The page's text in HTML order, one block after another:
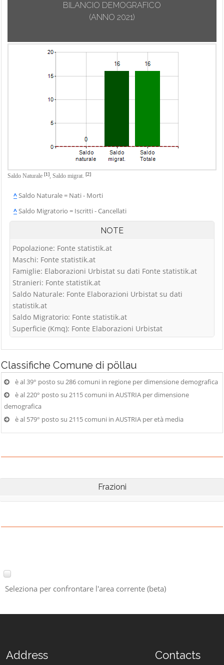
BILANCIO DEMOGRAFICO
(ANNO 2021)
Saldo Naturale [1], Saldo migrat. [2]
^Saldo Naturale = Nati - Morti
^Saldo Migratorio = Iscritti - Cancellati
NOTE
Popolazione: Fonte statistik.at
Maschi: Fonte statistik.at
Famiglie: Elaborazioni Urbistat su dati Fonte statistik.at
Stranieri: Fonte statistik.at
Saldo Naturale: Fonte Elaborazioni Urbistat su dati
statistik.at
Saldo Migratorio: Fonte statistik.at
Superficie (Kmq): Fonte Elaborazioni Urbistat
Classifiche Comune di pöllau
è al 39° posto su 286 comuni in regione per dimensione demografica
è al 220° posto su 2115 comuni in AUSTRIA per dimensione
demografica
è al 579° posto su 2115 comuni in AUSTRIA per età media
Frazioni
Seleziona per confrontare l'area corrente (beta)
Address Contacts